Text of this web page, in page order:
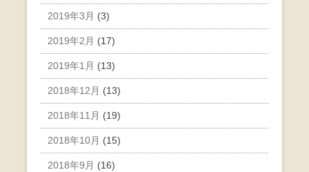
2019年3月 (3)
2019年2月 (17)
2019年1月 (13)
2018年12月 (13)
2018年11月 (19)
2018年10月 (15)
2018年9月 (16)